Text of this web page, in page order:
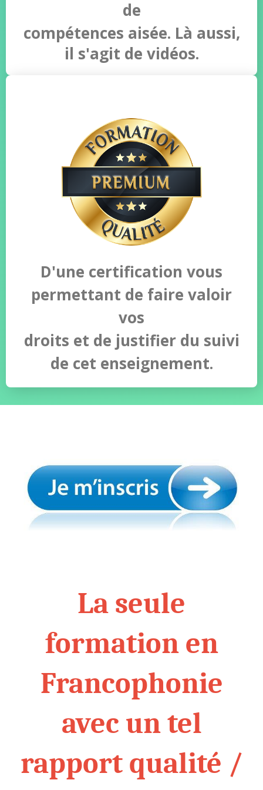
de
compétences aisée. Là aussi,
il s'agit de vidéos.
D'une certification vous
permettant de faire valoir
vos
droits et de justifier du suivi
de cet enseignement.
La seule
formation en
Francophonie
avec un tel
rapport qualité /